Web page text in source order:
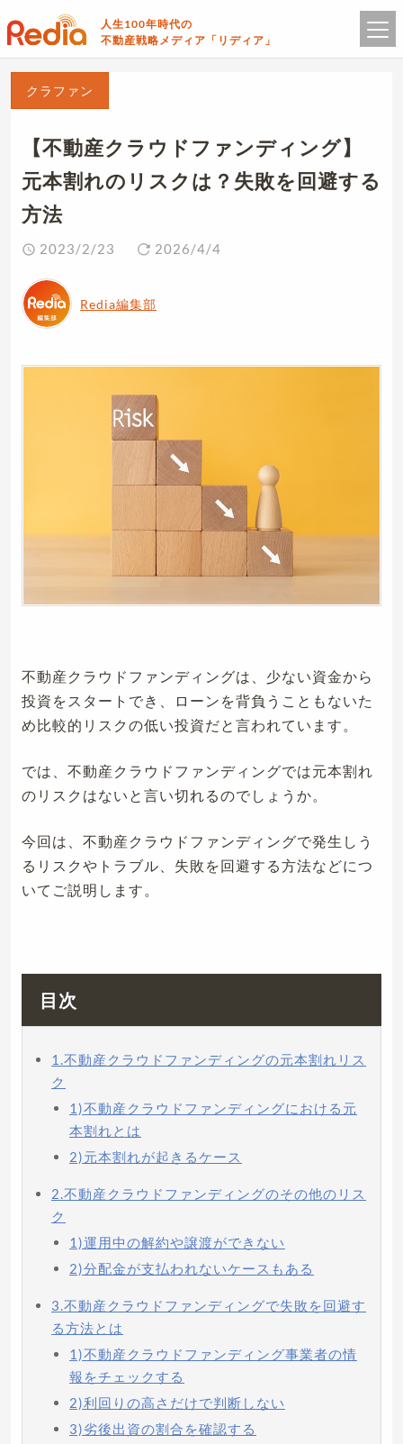
人生100年時代の
不動産戦略メディア「リディア」
クラファン
【不動産クラウドファンディング】
元本割れのリスクは？失敗を回避する
方法
2023/2/23 2026/4/4
Redia編集部
不動産クラウドファンディングは、少ない資金から
投資をスタートでき、ローンを背負うこともないた
め比較的リスクの低い投資だと言われています。
では、不動産クラウドファンディングでは元本割れ
のリスクはないと言い切れるのでしょうか。
今回は、不動産クラウドファンディングで発生しう
るリスクやトラブル、失敗を回避する方法などにつ
いてご説明します。
目次
1.不動産クラウドファンディングの元本割れリス
ク
1)不動産クラウドファンディングにおける元
本割れとは
2)元本割れが起きるケース
2.不動産クラウドファンディングのその他のリス
ク
1)運用中の解約や譲渡ができない
2)分配金が支払われないケースもある
3.不動産クラウドファンディングで失敗を回避す
る方法とは
1)不動産クラウドファンディング事業者の情
報をチェックする
2)利回りの高さだけで判断しない
3)劣後出資の割合を確認する